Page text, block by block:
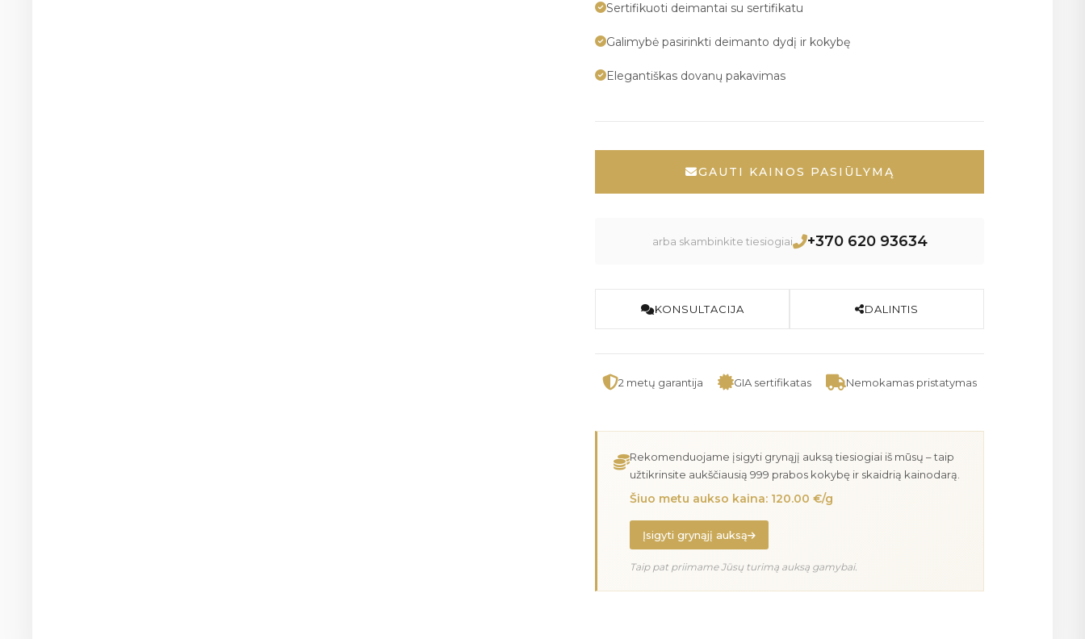
Sertifikuoti deimantai su sertifikatu
Galimybė pasirinkti deimanto dydį ir kokybę
Elegantiškas dovanų pakavimas
GAUTI KAINOS PASIŪLYMĄ
arba skambinkite tiesiogiai +370 620 93634
KONSULTACIJA DALINTIS
2 metų garantija GIA sertifikatas Nemokamas pristatymas
Rekomenduojame įsigyti grynąjį auksą tiesiogiai iš mūsų – taip
užtikrinsite aukščiausią 999 prabos kokybę ir skaidrią kainodarą.
Šiuo metu aukso kaina: 120.00 €/g
Įsigyti grynąjį auksą
Taip pat priimame Jūsų turimą auksą gamybai.